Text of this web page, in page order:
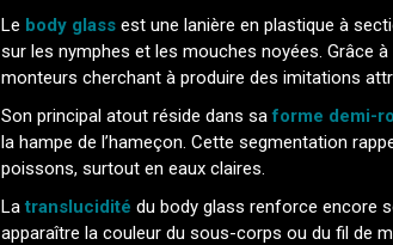
Le body glass est une lanière en plastique à
sur les nymphes et les mouches noyées. Grâce
monteurs cherchant à produire des imitations
Son principal atout réside dans saforme demi-
la hampe de l’hameçon. Cette segmentation
poissons, surtout en eaux claires.
La translucidité du body glass renforce encore
apparaître la couleur du sous-corps ou du fil de